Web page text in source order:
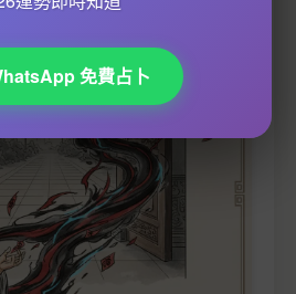
免費占卜